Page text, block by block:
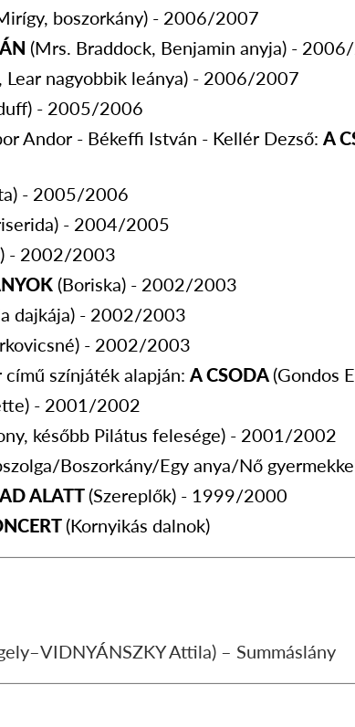
boszorkány) - 2006/2007
(Mrs. Braddock, Benjamin anyja) -
Lear nagyobbik leánya) - 2006/2007
- 2005/2006
Andor - Békeffi István - Kellér Dezső: A
- 2005/2006
- 2004/2005
- 2002/2003
(Boriska) - 2002/2003
dajkája) - 2002/2003
- 2002/2003
című színjáték alapján: A CSODA (Gondos
- 2001/2002
később Pilátus felesége) - 2001/2002
Boszorkány/Egy anya/Nő
ALATT (Szereplők) - 1999/2000
(Kornyikás dalnok)
Attila) – Summáslány